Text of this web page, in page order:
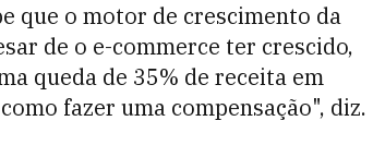
que o motor de crescimento da
de o e-commerce ter crescido,
queda de 35% de receita em
fazer uma compensação", diz.